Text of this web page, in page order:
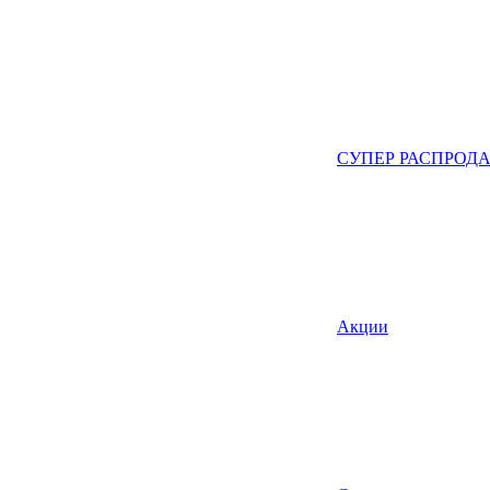
СУПЕР
Акции